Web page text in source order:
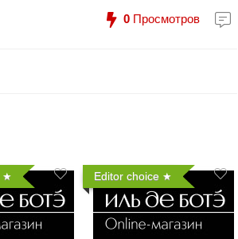
0 Просмотров
Editor choice